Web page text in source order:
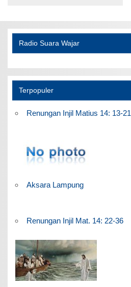
Radio Suara Wajar
Terpopuler
Renungan Injil Matius 14: 13-21
Aksara Lampung
Renungan Injil Mat. 14: 22-36